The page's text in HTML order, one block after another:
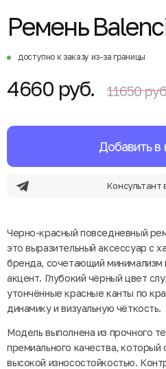
Ремень
доступно к заказу из-за границы
4660 руб. 11650
Добавить в
Консультант
Черно-красный повседневный
это выразительный аксессуар с
бренда, сочетающий минимализм
акцент. Глубокий чёрный цвет
утончённые красные канты по
динамику и визуальную чёткость.
Модель выполнена из прочного
премиального качества, который
высокой износостойкостью.